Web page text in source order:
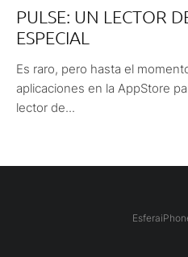
PULSE: UN LECTOR
ESPECIAL
Es raro, pero hasta el
aplicaciones en la AppStore
lector de...